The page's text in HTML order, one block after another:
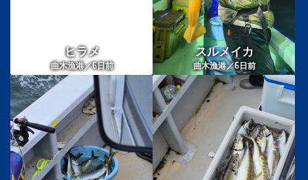
ヒラメ
曲木漁港／6日前
スルメイカ
曲木漁港／6 日前